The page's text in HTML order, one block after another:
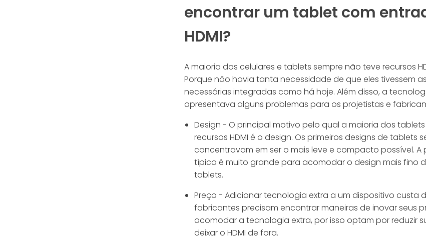
encontrar um tablet com
HDMI?
A maioria dos celulares e tablets sempre não teve recursos
Porque não havia tanta necessidade de que eles tivessem
necessárias integradas como há hoje. Além disso, a
apresentava alguns problemas para os projetistas e
Design - O principal motivo pelo qual a maioria dos
recursos HDMI é o design. Os primeiros designs de tablets
concentravam em ser o mais leve e compacto possível. A
típica é muito grande para acomodar o design mais fino
tablets.
Preço - Adicionar tecnologia extra a um dispositivo custa
fabricantes precisam encontrar maneiras de inovar seus
acomodar a tecnologia extra, por isso optam por reduzir
deixar o HDMI de fora.